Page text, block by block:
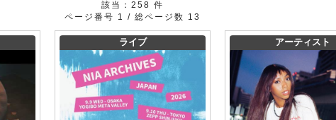
該当：258 件
ページ番号 1 / 総ページ数 13
ライブ アーティスト